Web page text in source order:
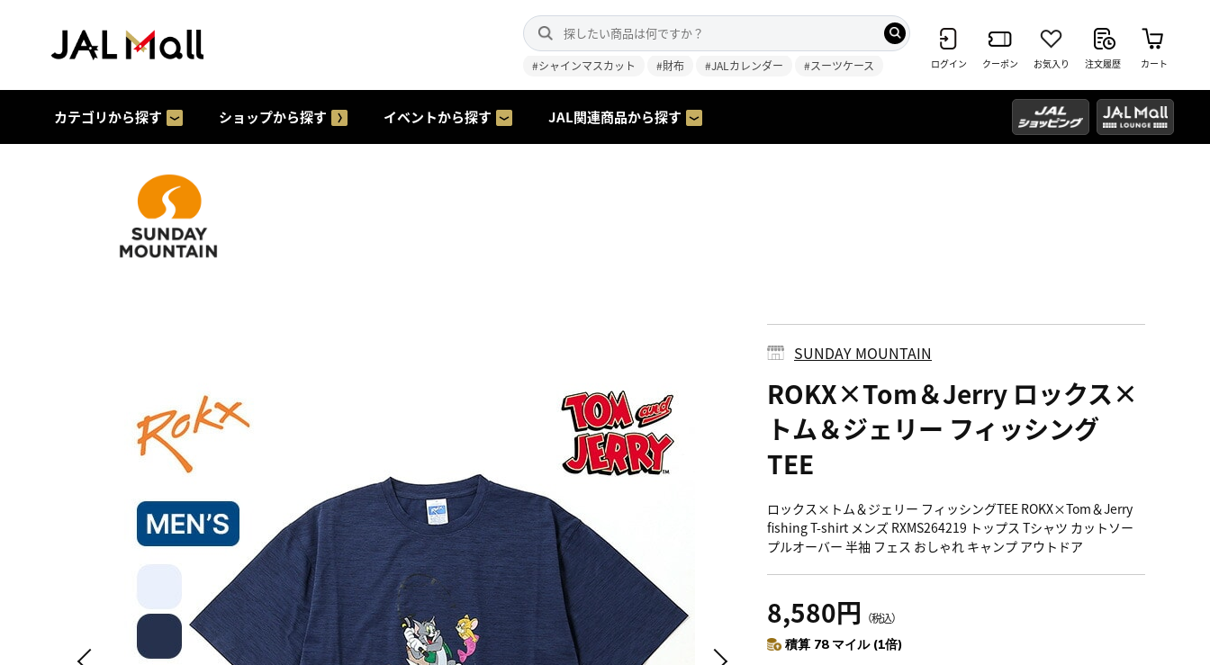
#シャインマスカット #財布 #JALカレンダー #スーツケース ログイン クーポン お気入り 注文履歴 カート
カテゴリから探す ショップから探す イベントから探す JAL関連商品から探す
SUNDAY MOUNTAIN
ROKX×Tom＆Jerry ロックス×
トム＆ジェリー フィッシング
TEE
ロックス×トム＆ジェリー フィッシングTEE ROKX×Tom＆Jerry
fishing T-shirt メンズ RXMS264219 トップス Tシャツ カットソー
プルオーバー 半袖 フェス おしゃれ キャンプ アウトドア
8,580円 （税込）
積算 78 マイル (1倍)